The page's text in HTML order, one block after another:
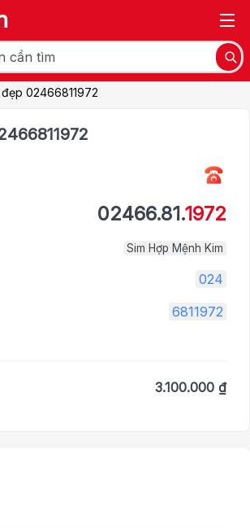
đẹp 02466811972
02466.81.1972
Sim Hợp Mệnh Kim
024
6811972
3.100.000 ₫